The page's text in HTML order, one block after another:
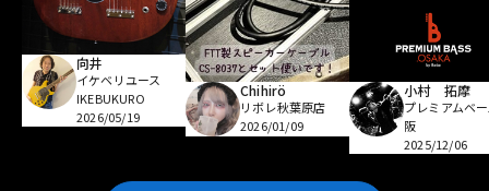
向井
イケベリユース
IKEBUKURO
2026/05/19
Chihirö
リボレ秋葉原店
2026/01/09
小村 拓摩
プレミアムベ
阪
2025/12/06